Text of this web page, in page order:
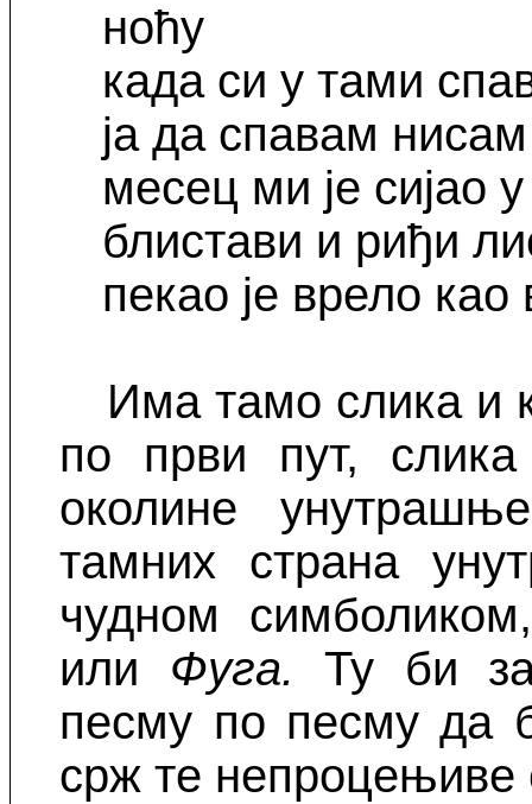
ноћу
када си у тами
ја да спавам
месец ми је сијао
блистави и риђи
пекао је врело као
Има тамо слика и
по први пут, слика
околине
тамних страна
чудном
или Фуга. Ту би
песму по песму да
срж те непроцењиве